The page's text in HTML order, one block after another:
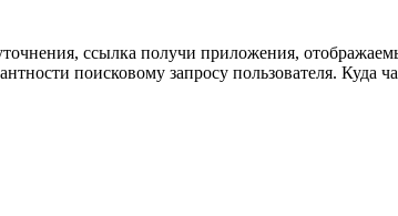
ссылка получи приложения,
поисковому запросу пользователя. Куда